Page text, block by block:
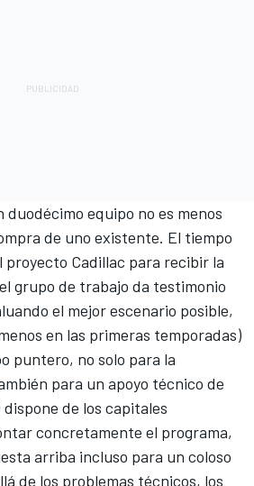
equipo no es menos
de uno existente. El tiempo
proyecto Cadillac para recibir la
grupo de trabajo da testimonio
el mejor escenario posible,
en las primeras temporadas)
puntero, no solo para la
para un apoyo técnico de
de los capitales
concretamente el programa,
arriba incluso para un coloso
de los problemas técnicos, los